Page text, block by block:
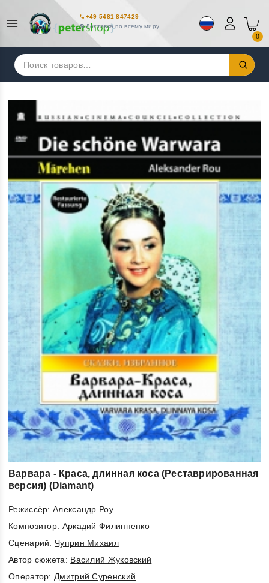
+49 5481 847429
Доставка по всему миру
0
Искать:
Варвара - Краса, длинная коса (Реставрированная
версия) (Diamant)
Режиссёр:Александр Роу
Композитор: Аркадий Филиппенко
Cценарий: Чуприн Михаил
Автор сюжета: Василий Жуковский
Оператор: Дмитрий Суренский